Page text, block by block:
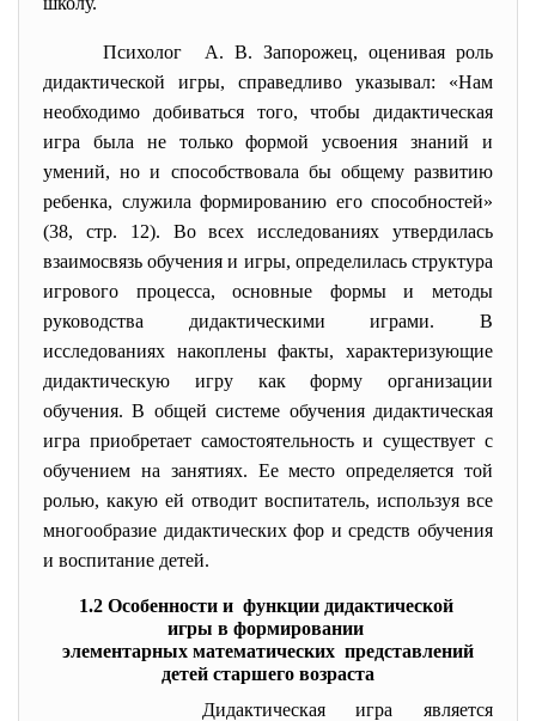
Психолог А. В. Запорожец, оценивая роль
дидактической игры, справедливо указывал: «Нам
необходимо добиваться того, чтобы дидактическая
игра была не только формой усвоения знаний и
умений, но и способствовала бы общему развитию
ребенка, служила формированию его способностей»
(38, стр. 12). Во всех исследованиях утвердилась
взаимосвязь обучения и игры, определилась структура
игрового процесса, основные формы и методы
руководства дидактическими играми. В
исследованиях накоплены факты, характеризующие
дидактическую игру как форму организации
обучения. В общей системе обучения дидактическая
игра приобретает самостоятельность и существует с
обучением на занятиях. Ее место определяется той
ролью, какую ей отводит воспитатель, используя все
многообразие дидактических фор и средств обучения
и воспитание детей.
1.2 Особенности и функции дидактической
игры в формировании
элементарных математических представлений
детей старшего возраста
Дидактическая игра является